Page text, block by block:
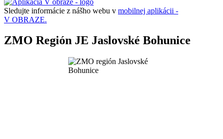
Sledujte informácie z nášho webu v mobilnej aplikácii -
V OBRAZE.
ZMO Región JE Jaslovské Bohunice